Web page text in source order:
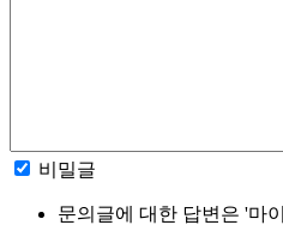
비밀글
문의글에 대한 답변은 '마